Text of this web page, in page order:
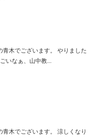
木でございます。 やりました
いなぁ、山中教...
木でございます。 涼しくなり